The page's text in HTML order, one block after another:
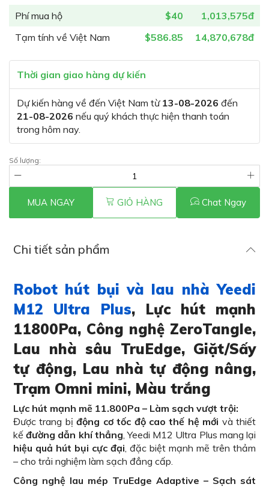
Phí mua hộ $40
1,013,575đ
Tạm tính về Việt Nam
$586.85 14,870,678đ
Thời gian giao hàng dự kiến
Dự kiến hàng về đến Việt Nam từ 13-08-2026 đến
21-08-2026 nếu quý khách thực hiện thanh toán
trong hôm nay.
Số lượng:
MUA NGAY GIỎ HÀNG Chat Ngay
Chi tiết sản phẩm
Robot hút bụi và lau nhà Yeedi
M12 Ultra Plus, Lực hút mạnh
11800Pa, Công nghệ ZeroTangle,
Lau nhà sâu TruEdge, Giặt/Sấy
tự động, Lau nhà tự động nâng,
Trạm Omni mini, Màu trắng
Lực hút mạnh mẽ 11.800Pa – Làm sạch vượt trội:
Được trang bịđộng cơ tốc độ cao thế hệ mới và thiết
kếđường dẫn khí thẳng , Yeedi M12 Ultra Plus mang lại
hiệu quả hút bụi cực đại , đặc biệt mạnh mẽ trên thảm
– cho trải nghiệm làm sạch đẳng cấp.
Công nghệ lau mép TruEdge Adaptive – Sạch sát